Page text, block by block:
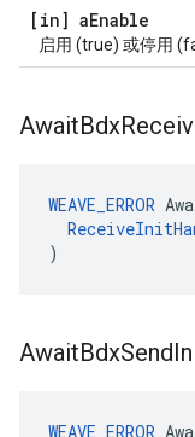
[in] aEnable
启用 (true) 或停用
AwaitBdx
WEAVE_ERROR
)
AwaitBdxSend
WEAVE_ERROR